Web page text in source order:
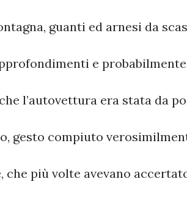
guanti ed arnesi da
e
l’autovettura era stata da
gesto compiuto
che più volte avevano